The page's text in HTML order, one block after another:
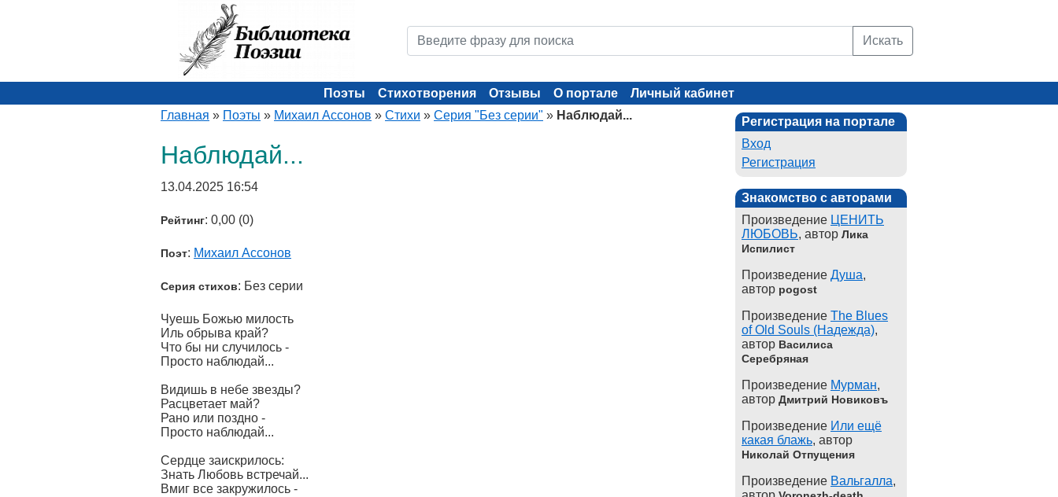
Искать
Поэты Стихотворения Отзывы О портале
Личный кабинет
Главная » Поэты » Михаил Ассонов » Стихи » Серия "Без серии" » Наблюдай...
Наблюдай...
13.04.2025 16:54
Рейтинг: 0,00 (0)
Поэт: Михаил Ассонов
Серия стихов: Без серии
Чуешь Божью милость
Иль обрыва край?
Что бы ни случилось -
Просто наблюдай...
Видишь в небе звезды?
Расцветает май?
Рано или поздно -
Просто наблюдай...
Сердце заискрилось:
Знать Любовь встречай...
Вмиг все закружилось -
Регистрация на портале
Вход
Регистрация
Знакомство с авторами
Произведение ЦЕНИТЬ
ЛЮБОВЬ, автор Лика
Испилист
Произведение Душа,
автор pogost
Произведение The Blues
of Old Souls (Надежда),
автор Василиса
Серебряная
Произведение Мурман,
автор Дмитрий Новиковъ
Произведение Или ещё
какая блажь, автор
Николай Отпущения
Произведение Вальгалла,